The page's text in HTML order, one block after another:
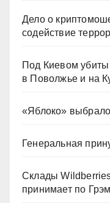
Дело о
содействие
Под Киевом
в Поволжье и на
«Яблоко» выбрало
Генеральная
Склады
принимает по